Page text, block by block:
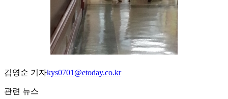
김영순 기자kys0701@etoday.co.kr
관련 뉴스